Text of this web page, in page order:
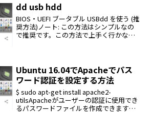
dd usb hdd
BIOS・UEFI ブータブル USBdd を使う (推
奨方法)ノート: この方法はシンプルなの
で推奨です。この方法で上手く行かない
Ubuntu 16.04でApacheでパス
ワード認証を設定する方法
$ sudo apt-get install apache2-
utilsApacheがユーザーの認証に使用でき
るパスワードファイルを作成できます。